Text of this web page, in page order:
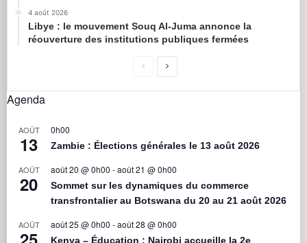
4 août 2026
Libye : le mouvement Souq Al-Juma annonce la
réouverture des institutions publiques fermées
Agenda
AOÛT
13
0h00
Zambie : Élections générales le 13 août 2026
AOÛT
20
août 20 @ 0h00 -août 21 @ 0h00
Sommet sur les dynamiques du commerce
transfrontalier au Botswana du 20 au 21 août 2026
AOÛT août 25 @ 0h00 -août 28 @ 0h00
Kenya – Éducation : Nairobi accueille la 2e